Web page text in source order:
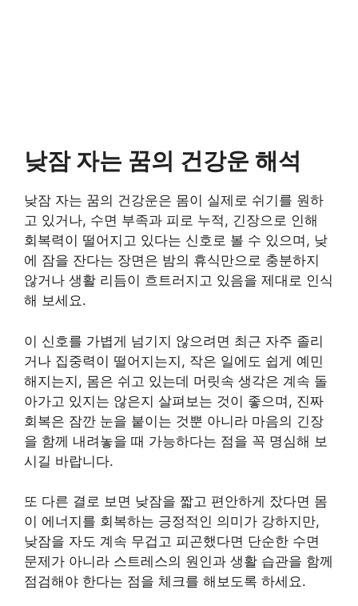
낮잠 자는 꿈의 건강운 해석
낮잠 자는 꿈의 건강운은 몸이 실제로 쉬기를 원하
고 있거나, 수면 부족과 피로 누적, 긴장으로 인해
회복력이 떨어지고 있다는 신호로 볼 수 있으며, 낮
에 잠을 잔다는 장면은 밤의 휴식만으로 충분하지
않거나 생활 리듬이 흐트러지고 있음을 제대로 인식
해 보세요.
이 신호를 가볍게 넘기지 않으려면 최근 자주 졸리
거나 집중력이 떨어지는지, 작은 일에도 쉽게 예민
해지는지, 몸은 쉬고 있는데 머릿속 생각은 계속 돌
아가고 있지는 않은지 살펴보는 것이 좋으며, 진짜
회복은 잠깐 눈을 붙이는 것뿐 아니라 마음의 긴장
을 함께 내려놓을 때 가능하다는 점을 꼭 명심해 보
시길 바랍니다.
또 다른 결로 보면 낮잠을 짧고 편안하게 잤다면 몸
이 에너지를 회복하는 긍정적인 의미가 강하지만,
낮잠을 자도 계속 무겁고 피곤했다면 단순한 수면
문제가 아니라 스트레스의 원인과 생활 습관을 함께
점검해야 한다는 점을 체크를 해보도록 하세요.